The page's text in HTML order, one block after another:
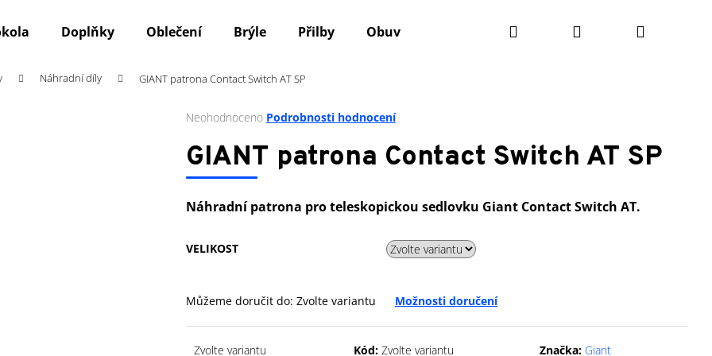
Doplňky Oblečení Brýle Přilby Obuv Výživa Údržba kola
Hledat PřihlášeníNákupní
Náhradní díly GIANT patrona Contact Switch AT SP
Průměrné
produktu
je
0,0
5
Neohodnoceno Podrobnosti hodnocení
GIANT patrona Contact Switch AT SP
Náhradní patrona pro teleskopickou sedlovku Giant Contact Switch AT.
VELIKOST
Můžeme doručit do: Zvolte variantu Možnosti doručení
Zvolte variantu Kód: Zvolte variantu Značka: Giant
Co potřebujete najít?
HLEDAT